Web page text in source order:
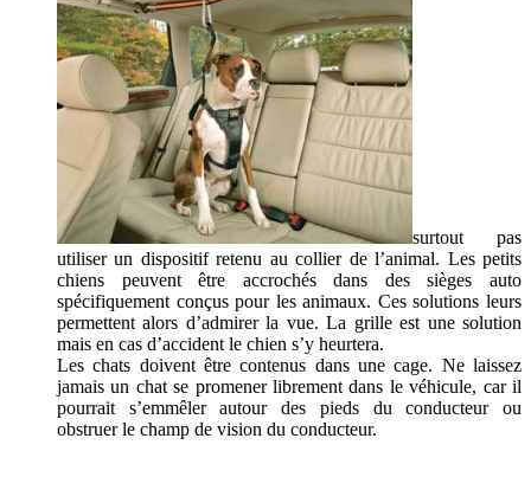
surtout pas
utiliser un dispositif retenu au collier de l’animal. Les petits
chiens peuvent être accrochés dans des sièges auto
spécifiquement conçus pour les animaux. Ces solutions leurs
permettent alors d’admirer la vue. La grille est une solution
mais en cas d’accident le chien s’y heurtera.
Les chats doivent être contenus dans une cage. Ne laissez
jamais un chat se promener librement dans le véhicule, car il
pourrait s’emmêler autour des pieds du conducteur ou
obstruer le champ de vision du conducteur.